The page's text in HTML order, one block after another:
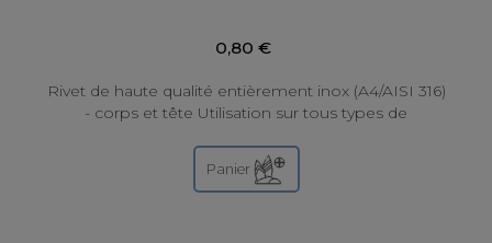
0,80 €
Rivet de haute qualité entièrement inox (A4/AISI 316)
- corps et tête Utilisation sur tous types de
Panier